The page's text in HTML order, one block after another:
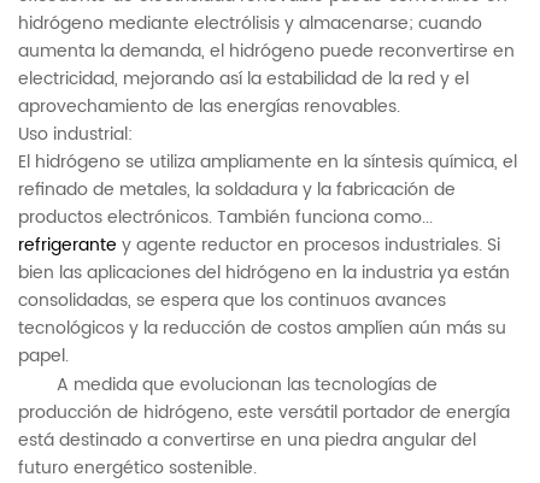
hidrógeno mediante electrólisis y almacenarse; cuando
aumenta la demanda, el hidrógeno puede reconvertirse en
electricidad, mejorando así la estabilidad de la red y el
aprovechamiento de las energías renovables.
Uso industrial:
El hidrógeno se utiliza ampliamente en la síntesis química, el
refinado de metales, la soldadura y la fabricación de
productos electrónicos. También funciona como...
refrigerante y agente reductor en procesos industriales. Si
bien las aplicaciones del hidrógeno en la industria ya están
consolidadas, se espera que los continuos avances
tecnológicos y la reducción de costos amplíen aún más su
papel.
A medida que evolucionan las tecnologías de
producción de hidrógeno, este versátil portador de energía
está destinado a convertirse en una piedra angular del
futuro energético sostenible.